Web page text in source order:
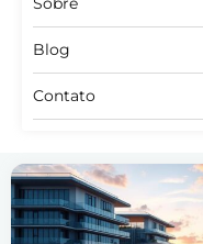
Blog
Contato